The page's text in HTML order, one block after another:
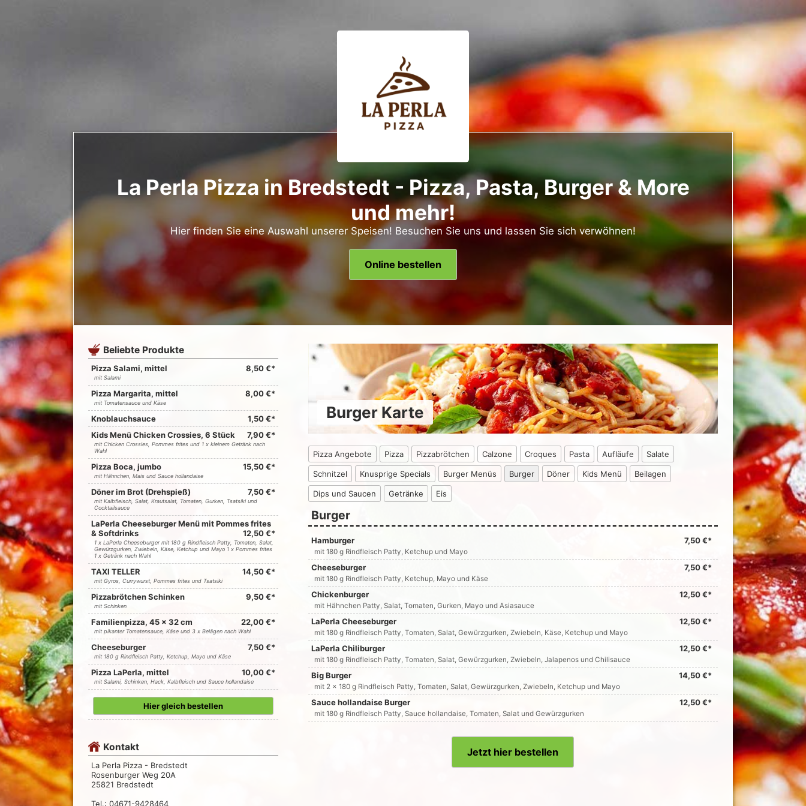
La Perla Pizza in Bredstedt - Pizza, Pasta, Burger & More
und mehr!
Hier finden Sie eine Auswahl unserer Speisen! Besuchen Sie uns und lassen Sie sich verwöhnen!
Online bestellen
Beliebte Produkte
Pizza Salami, mittel 8,50 €*
mit Salami
Pizza Margarita, mittel 8,00 €*
mit Tomatensauce und Käse
Knoblauchsauce
1,50 €*
Kids Menü Chicken Crossies, 6 Stück
7,90 €*
mit Chicken Crossies, Pommes frites und 1 x kleinem Getränk nach
Wahl
Pizza Boca, jumbo 15,50 €*
mit Hähnchen, Mais und Sauce hollandaise
Döner im Brot (Drehspieß) 7,50 €*
mit Kalbfleisch, Salat, Krautsalat, Tomaten, Gurken, Tsatsiki und
Cocktailsauce
LaPerla Cheeseburger Menü mit Pommes frites
& Softdrinks
12,50 €*
1 x LaPerla Cheeseburger mit 180 g Rindfleisch Patty, Tomaten, Salat,
Gewürzgurken, Zwiebeln, Käse, Ketchup und Mayo 1 x Pommes frites
1 x Getränk nach Wahl
TAXI TELLER 14,50 €*
mit Gyros, Currywurst, Pommes frites und Tsatsiki
Pizzabrötchen Schinken 9,50 €*
mit Schinken
Familienpizza, 45 x 32 cm 22,00 €*
mit pikanter Tomatensauce, Käse und 3 x Belägen nach Wahl
Cheeseburger 7,50 €*
mit 180 g Rindfleisch Patty, Ketchup, Mayo und Käse
Pizza LaPerla, mittel 10,00 €*
mit Salami, Schinken, Hack, Kalbfleisch und Sauce hollandaise
Hier gleich bestellen
Kontakt
La Perla Pizza - Bredstedt
Rosenburger Weg 20A
25821 Bredstedt
Tel.: 04671-9428464
Burger Karte
Pizza Angebote Pizza Pizzabrötchen Calzone Croques Pasta Aufläufe Salate
Schnitzel Knusprige Specials Burger Menüs Burger Döner Kids Menü Beilagen
Dips und Saucen Getränke Eis
Burger
Hamburger 7,50 €*
mit 180 g Rindfleisch Patty, Ketchup und Mayo
Cheeseburger 7,50 €*
mit 180 g Rindfleisch Patty, Ketchup, Mayo und Käse
Chickenburger 12,50 €*
mit Hähnchen Patty, Salat, Tomaten, Gurken, Mayo und Asiasauce
LaPerla Cheeseburger 12,50 €*
mit 180 g Rindfleisch Patty, Tomaten, Salat, Gewürzgurken, Zwiebeln, Käse, Ketchup und Mayo
LaPerla Chiliburger 12,50 €*
mit 180 g Rindfleisch Patty, Tomaten, Salat, Gewürzgurken, Zwiebeln, Jalapenos und Chilisauce
Big Burger 14,50 €*
mit 2 x 180 g Rindfleisch Patty, Tomaten, Salat, Gewürzgurken, Zwiebeln, Ketchup und Mayo
Sauce hollandaise Burger 12,50 €*
mit 180 g Rindfleisch Patty, Sauce hollandaise, Tomaten, Salat und Gewürzgurken
Jetzt hier bestellen